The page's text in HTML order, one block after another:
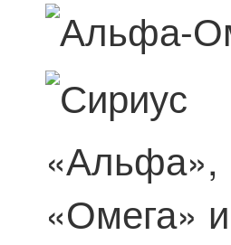
«Альфа»,
«Омега» и